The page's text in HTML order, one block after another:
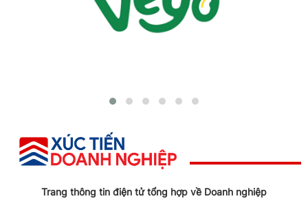
Trang thông tin điện tử tổng hợp về Doanh nghiệp